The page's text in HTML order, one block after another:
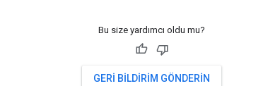
Bu size yardımcı oldu mu?
GERI BILDIRIM GÖNDERIN